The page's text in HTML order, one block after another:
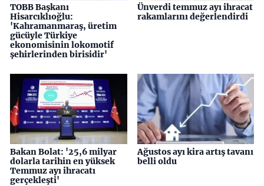
TOBB Başkanı
Hisarcıklıoğlu:
'Kahramanmaraş, üretim
gücüyle Türkiye
ekonomisinin lokomotif
şehirlerinden birisidir'
Ünverdi temmuz ayı ihracat
rakamlarını değerlendirdi
Bakan Bolat: '25,6 milyar
dolarla tarihin en yüksek
Temmuz ayı ihracatı
gerçekleşti'
Ağustos ayı kira artış tavanı
belli oldu